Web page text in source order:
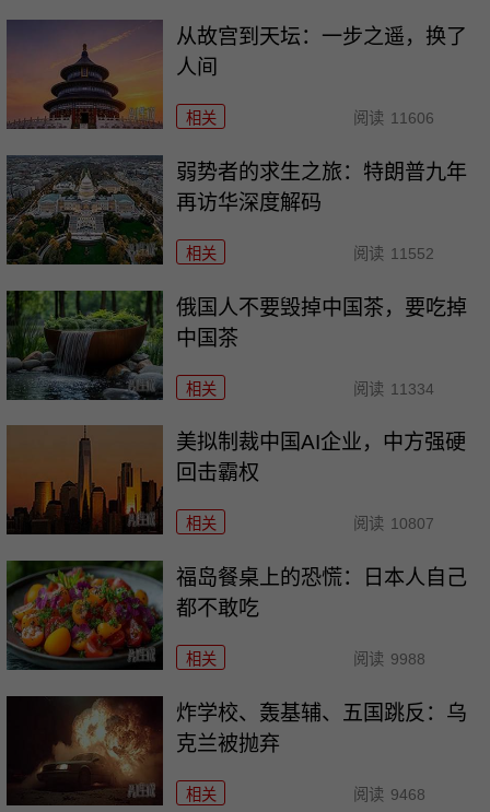
从故宫到天坛：一步之遥，换了
人间
相关 阅读 11606
弱势者的求生之旅：特朗普九年
再访华深度解码
相关 阅读 11552
俄国人不要毁掉中国茶，要吃掉
中国茶
相关 阅读 11334
美拟制裁中国AI企业，中方强硬
回击霸权
相关 阅读 10807
福岛餐桌上的恐慌：日本人自己
都不敢吃
相关 阅读 9988
炸学校、轰基辅、五国跳反：乌
克兰被抛弃
相关 阅读 9468